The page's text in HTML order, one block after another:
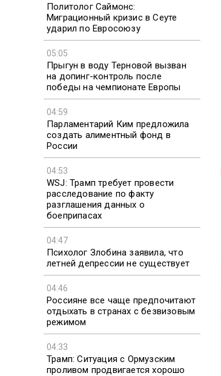
Политолог Саймонс:
Миграционный кризис в Сеуте
ударил по Евросоюзу
05:05
Прыгун в воду Терновой вызван
на допинг-контроль после
победы на чемпионате Европы
04:59
Парламентарий Ким предложила
создать алиментный фонд в
России
04:53
WSJ: Трамп требует провести
расследование по факту
разглашения данных о
боеприпасах
04:47
Психолог Злобина заявила, что
летней депрессии не существует
04:46
Россияне все чаще предпочитают
отдыхать в странах с безвизовым
режимом
04:33
Трамп: Ситуация с Ормузским
проливом продвигается хорошо